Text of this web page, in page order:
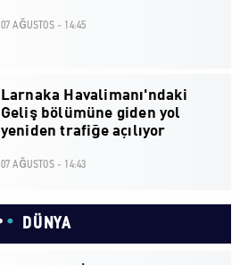
07 AĞUSTOS - 14:45
Larnaka Havalimanı'ndaki
Geliş bölümüne giden yol
yeniden trafiğe açılıyor
07 AĞUSTOS - 14:43
DÜNYA